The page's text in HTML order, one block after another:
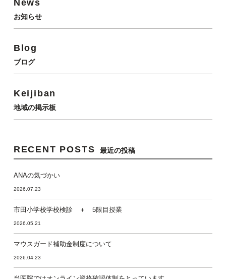
News
お知らせ
Blog
ブログ
Keijiban
地域の掲示板
RECENT POSTS 最近の投稿
ANAの気づかい
2026.07.23
市田小学校学校検診 ＋ 5限目授業
2026.05.21
マウスガード補助金制度について
2026.04.23